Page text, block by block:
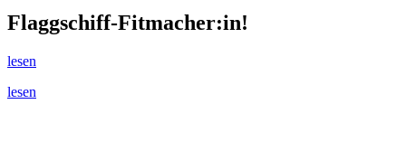
Flaggschiff-Fitmacher:in!
lesen
lesen